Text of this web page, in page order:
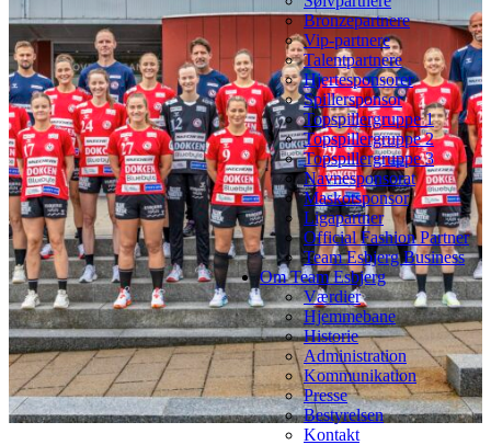
Bronzepartnere
Vip-partnere
Talentpartnere
Hjertesponsorer
Spillersponsor
Topspillergruppe 1
Topspillergruppe 2
Topspillergruppe 3
Navnesponsorat
Maskotsponsor
Ligapartner
Official Fashion Partner
Team Esbjerg Business
Om Team Esbjerg
Værdier
Hjemmebane
Historie
Administration
Kommunikation
Presse
Bestyrelsen
Kontakt